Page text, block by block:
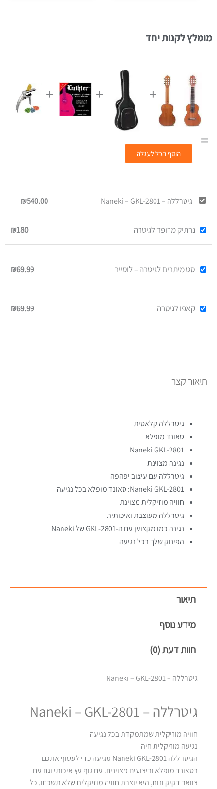
מומלץ לקנות יחד
+
+
+
=
הוסף הכל לעגלה
גיטרללה – Naneki – GKL-2801 ₪540.00
נרתיק מרופד לגיטרה ₪180
סט מיתרים לגיטרה – לוטייר ₪69.99
קאפו לגיטרה ₪69.99
תיאור קצר
גיטרללה קלאסית
סאונד מופלא
Naneki GKL-2801
נגינה מצוינת
גיטרללה עם עיצוב יפהפה
Naneki GKL-2801: סאונד מופלא בכל נגיעה
חוויה מוזיקלית מצוינת
גיטרללה מעוצבת ואיכותית
נגינה כמו מקצוען עם ה-GKL-2801 של Naneki
הפינוק שלך בכל נגיעה
תיאור
מידע נוסף
חוות דעת (0)
גיטרללה – Naneki – GKL-2801
גיטרללה – Naneki – GKL-2801
חוויה מוזיקלית שמתמקדת בכל נגיעה
נגיעה מוזיקלית חיה
הגיטרללה Naneki GKL-2801 מגיעה כדי לעטוף אתכם
בסאונד מופלא וביצועים מצוינים. עם גוף עץ איכותי וגם עם
צוואר דקיק ונוח, היא יוצרת חוויה מוזיקלית שלא תשכחו. כל